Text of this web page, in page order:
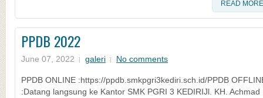
READ MORE
PPDB 2022
June 07, 2022 galeri No comments
PPDB ONLINE :https://ppdb.smkpgri3kediri.sch.id/PPDB
:Datang langsung ke Kantor SMK PGRI 3 KEDIRIJl. KH. Achmad